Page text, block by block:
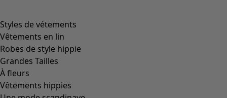
Styles de vétements
Vêtements en lin
Robes de style hippie
Grandes Tailles
À fleurs
Vêtements hippies